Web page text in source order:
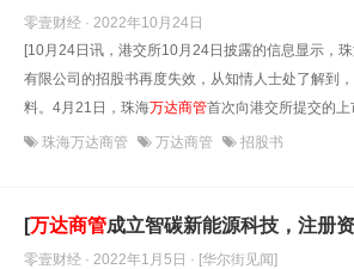
零壹财经 · 2022年10月24日
[10月24日讯，港交所10月24日披露的信息显示，
有限公司的招股书再度失效，从知情人士处了解到
料。4月21日，珠海万达商管首次向港交所提交的
珠海万达商管 万达商管 招股书
[万达商管成立智碳新能源科技，注册
零壹财经 · 2022年1月5日 · [华尔街见闻]